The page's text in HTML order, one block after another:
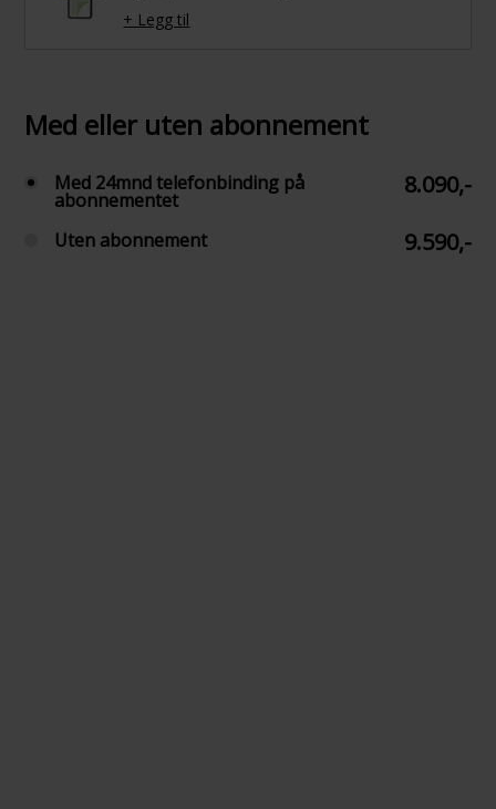
+ Legg til
Med eller uten abonnement
Med 24mnd telefonbinding på
abonnementet
8.090,-
Uten abonnement 9.590,-